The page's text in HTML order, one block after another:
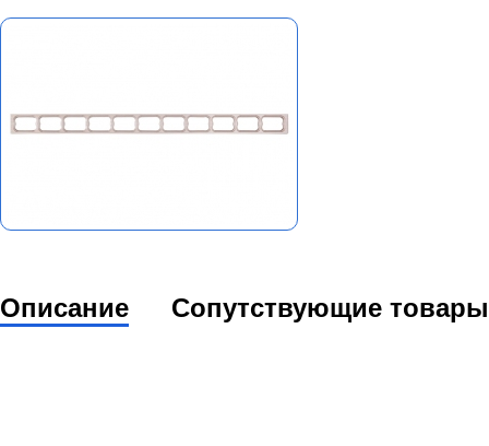
Описание Сопутствующие товары